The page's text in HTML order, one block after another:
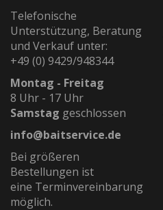
Telefonische
Unterstützung, Beratung
und Verkauf unter:
+49 (0) 9429/948344
Montag - Freitag
8 Uhr - 17 Uhr
Samstag geschlossen
info@baitservice.de
Bei größeren
Bestellungen ist
eine Terminvereinbarung
möglich.